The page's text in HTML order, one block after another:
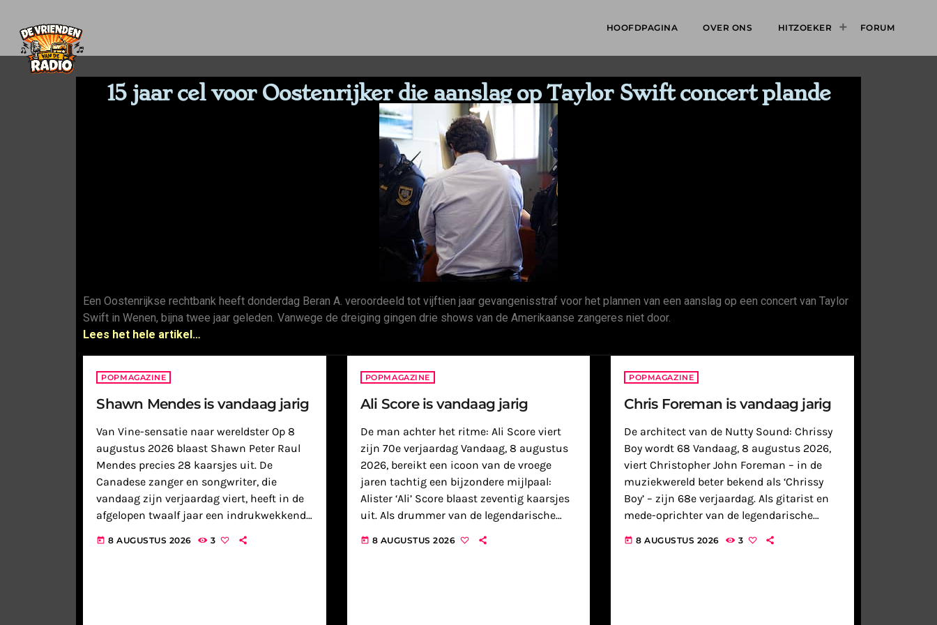
HOOFDPAGINA OVER ONS HITZOEKER FORUM
15 jaar cel voor Oostenrijker die aanslag op Taylor Swift concert plande
Een Oostenrijkse rechtbank heeft donderdag Beran A. veroordeeld tot vijftien jaar gevangenisstraf voor het plannen van een aanslag op een concert van Taylor
Swift in Wenen, bijna twee jaar geleden. Vanwege de dreiging gingen drie shows van de Amerikaanse zangeres niet door.
Lees het hele artikel…
POPMAGAZINE
Shawn Mendes is vandaag jarig
Van Vine-sensatie naar wereldster Op 8
augustus 2026 blaast Shawn Peter Raul
Mendes precies 28 kaarsjes uit. De
Canadese zanger en songwriter, die
vandaag zijn verjaardag viert, heeft in de
afgelopen twaalf jaar een indrukwekkende
een vlucht die exemplarisch is voor de
today 8 AUGUSTUS 2026 3
POPMAGAZINE
Ali Score is vandaag jarig
De man achter het ritme: Ali Score viert
zijn 70e verjaardag Vandaag, 8 augustus
2026, bereikt een icoon van de vroege
jaren tachtig een bijzondere mijlpaal:
Alister ‘Ali’ Score blaast zeventig kaarsjes
uit. Als drummer van de legendarische
hij samen met zijn broer Mike […]
today 8 AUGUSTUS 2026
POPMAGAZINE
Chris Foreman is vandaag jarig
De architect van de Nutty Sound: Chrissy
Boy wordt 68 Vandaag, 8 augustus 2026,
viert Christopher John Foreman – in de
muziekwereld beter bekend als ‘Chrissy
Boy’ – zijn 68e verjaardag. Als gitarist en
mede-oprichter van de legendarische
decennialang een onuitwisbare stempel
today 8 AUGUSTUS 2026 3